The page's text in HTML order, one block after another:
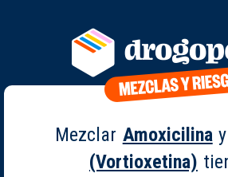
Mezclar Amoxicilinay
(Vortioxetina)